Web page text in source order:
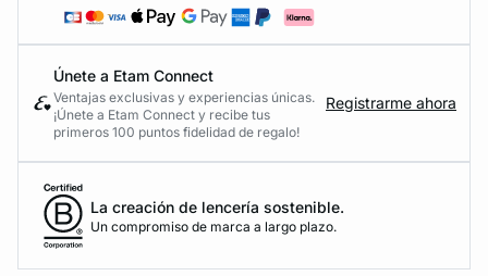
Únete a Etam Connect
Ventajas exclusivas y experiencias únicas.
¡Únete a Etam Connect y recibe tus
primeros 100 puntos fidelidad de regalo!
Registrarme ahora
La creación de lencería sostenible.
Un compromiso de marca a largo plazo.